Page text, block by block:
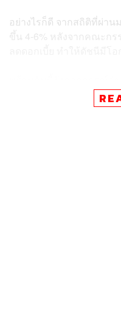
อย่างไรก็ดี จากสถิติที่ผ่า
ขึ้น 4-6% หลังจากคณะกร
ใน 2 การประชุมครั้งถัดไ